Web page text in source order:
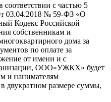
с частью 5
03.04.2018 № 59-ФЗ «О
Кодекс Российской
собственникам и
дома за
по оплате за
от имени и с
ООО»УЖКХ» будет
и нанимателям
двукратном размере суммы,